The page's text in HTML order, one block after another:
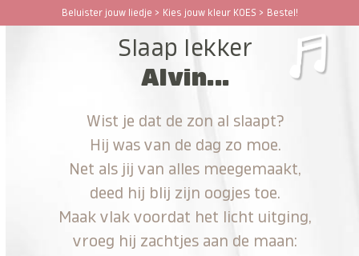
Beluister jouw liedje > Kies jouw kleur KOES > Bestel!
Open
Close
Slaap lekker
Alvin...
Wist je dat de zon al slaapt?
Hij was van de dag zo moe.
Net als jij van alles meegemaakt,
deed hij blij zijn oogjes toe.
Maak vlak voordat het licht uitging,
vroeg hij zachtjes aan de maan: